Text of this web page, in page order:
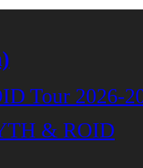
Tour 2026-
& ROID